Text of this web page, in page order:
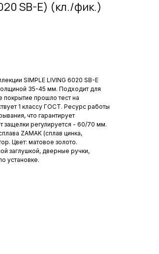
SB-E) (кл./фик.)
SIMPLE LIVING 6020 SB-E
35-45 мм. Подходит для
покрытие прошло тест на
1 классу ГОСТ. Ресурс работы
что гарантирует
защелки регулируется - 60/70 мм.
ZAMAK (сплав цинка,
Цвет: матовое золото.
заглушкой, дверные ручки,
установке.